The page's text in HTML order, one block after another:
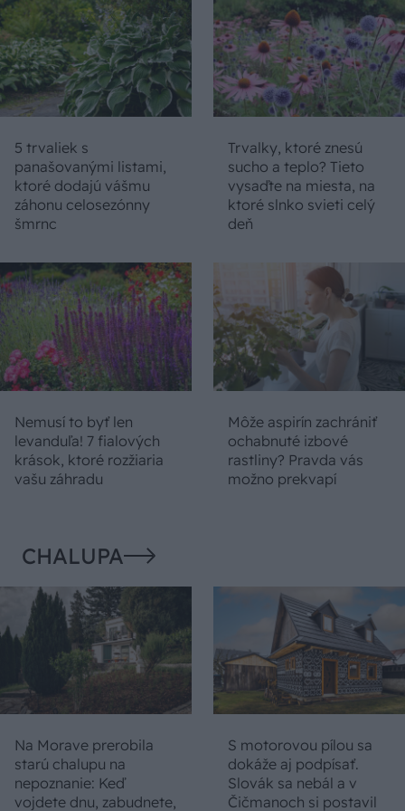
5 trvaliek s
panašovanými listami,
ktoré dodajú vášmu
záhonu celosezónny
šmrnc
Trvalky, ktoré znesú
sucho a teplo? Tieto
vysaďte na miesta, na
ktoré slnko svieti celý
deň
Nemusí to byť len
levanduľa! 7 fialových
krások, ktoré rozžiaria
vašu záhradu
Môže aspirín zachrániť
ochabnuté izbové
rastliny? Pravda vás
možno prekvapí
CHALUPA
Na Morave prerobila
starú chalupu na
nepoznanie: Keď
vojdete dnu, zabudnete,
S motorovou pílou sa
dokáže aj podpísať.
Slovák sa nebál a v
Čičmanoch si postavil